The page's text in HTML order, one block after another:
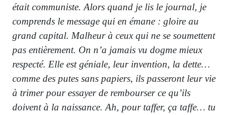
était communiste. Alors quand je lis le journal, je
comprends le message qui en émane : gloire au
grand capital. Malheur à ceux qui ne se soumettent
pas entièrement. On n’a jamais vu dogme mieux
respecté. Elle est géniale, leur invention, la dette…
comme des putes sans papiers, ils passeront leur vie
à trimer pour essayer de rembourser ce qu’ils
doivent à la naissance. Ah, pour taffer, ça taffe… tu